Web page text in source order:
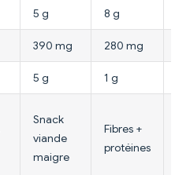
5 g 8 g
390 mg 280 mg
5 g 1 g
Snack
viande
maigre
Fibres +
protéines